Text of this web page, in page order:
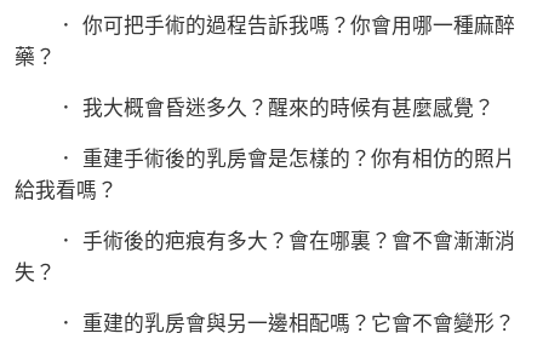
． 你可把手術的過程告訴我嗎？你會用哪一種麻醉
藥？
． 我大概會昏迷多久？醒來的時候有甚麼感覺？
． 重建手術後的乳房會是怎樣的？你有相仿的照片
給我看嗎？
． 手術後的疤痕有多大？會在哪裏？會不會漸漸消
失？
． 重建的乳房會與另一邊相配嗎？它會不會變形？